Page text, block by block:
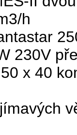
h
230V
x 40